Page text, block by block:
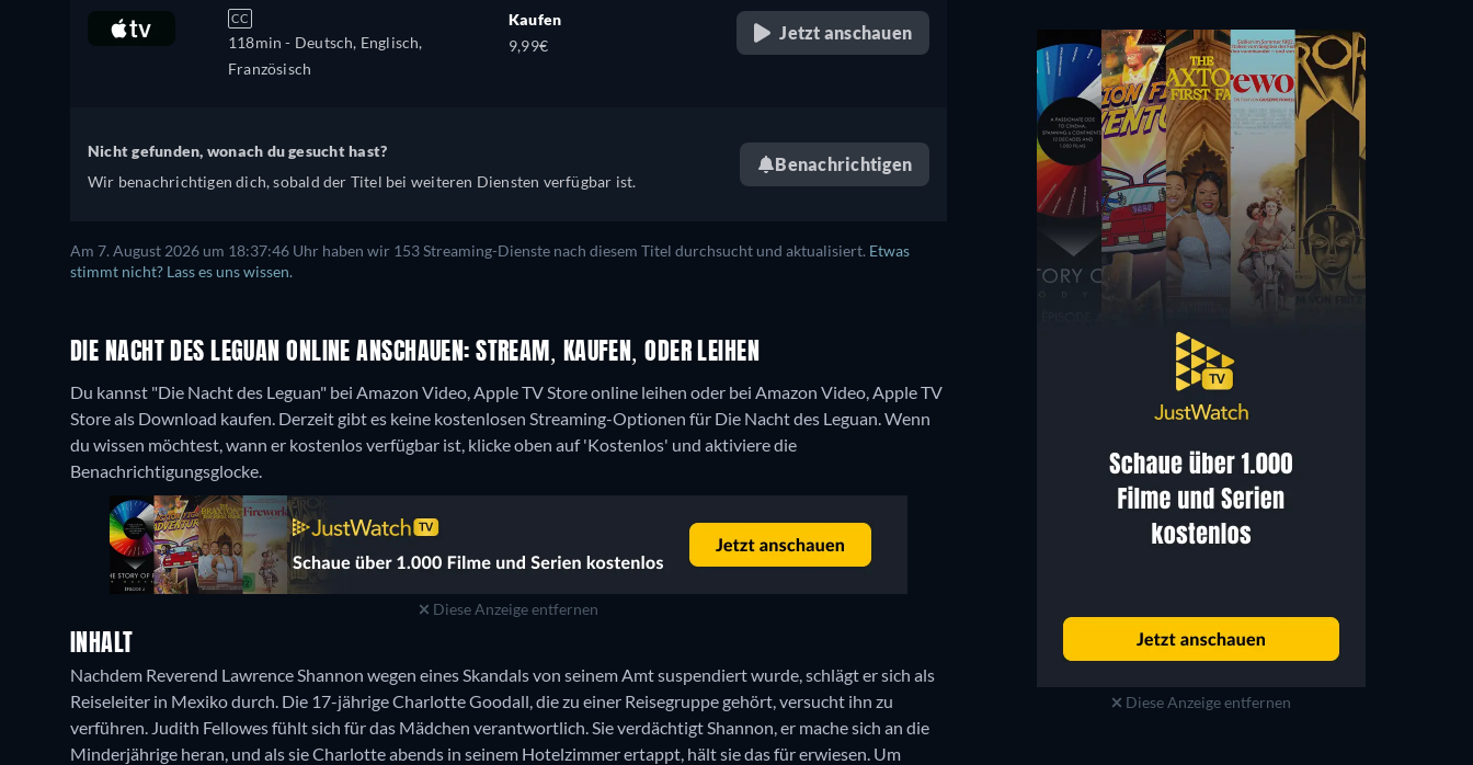
CC
118min - Deutsch, Englisch,
Französisch
Kaufen
9,99€
Jetzt anschauen
Nicht gefunden, wonach du gesucht hast?
Wir benachrichtigen dich, sobald der Titel bei weiteren Diensten verfügbar ist.
Benachrichtigen
Am 7. August 2026 um 18:37:46 Uhr haben wir 153 Streaming-Dienste nach diesem Titel durchsucht und aktualisiert. Etwas
stimmt nicht? Lass es uns wissen.
DIE NACHT DES LEGUAN ONLINE ANSCHAUEN: STREAM, KAUFEN, ODER LEIHEN
Du kannst "Die Nacht des Leguan" bei Amazon Video, Apple TV Store online leihen oder bei Amazon Video, Apple TV
Store als Download kaufen. Derzeit gibt es keine kostenlosen Streaming-Optionen für Die Nacht des Leguan. Wenn
du wissen möchtest, wann er kostenlos verfügbar ist, klicke oben auf 'Kostenlos' und aktiviere die
Benachrichtigungsglocke.
Diese Anzeige entfernen
INHALT
Nachdem Reverend Lawrence Shannon wegen eines Skandals von seinem Amt suspendiert wurde, schlägt er sich als
Reiseleiter in Mexiko durch. Die 17-jährige Charlotte Goodall, die zu einer Reisegruppe gehört, versucht ihn zu
verführen. Judith Fellowes fühlt sich für das Mädchen verantwortlich. Sie verdächtigt Shannon, er mache sich an die
Minderjährige heran, und als sie Charlotte abends in seinem Hotelzimmer ertappt, hält sie das für erwiesen. Um
Diese Anzeige entfernen